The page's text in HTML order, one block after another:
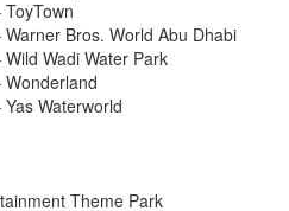
Bros. World Abu Dhabi
Wadi Water Park
Waterworld
Theme Park